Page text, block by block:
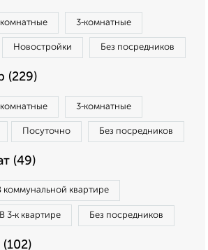
3‑комнатные
Новостройки Без посредников
(229)
3‑комнатные
Посуточно Без посредников
(49)
коммунальной квартире
В 3‑к квартире Без посредников